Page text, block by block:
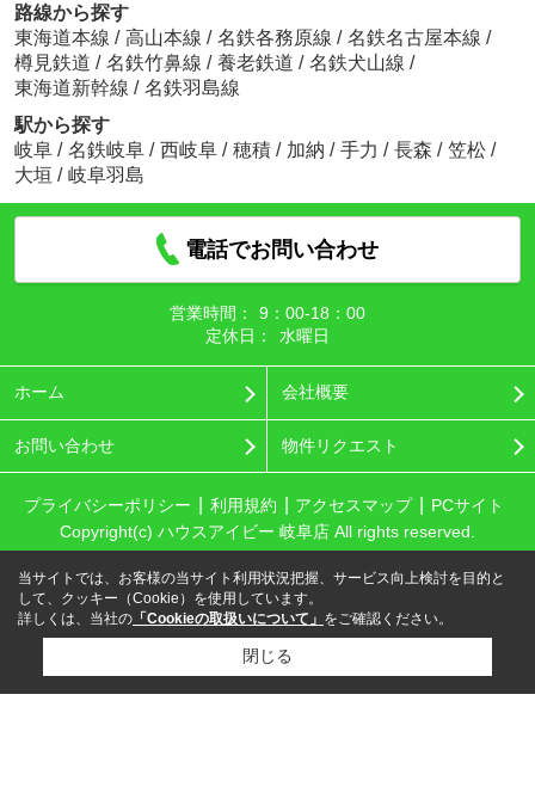
路線から探す
東海道本線 / 高山本線 / 名鉄各務原線 / 名鉄名古屋本線 /
樽見鉄道 / 名鉄竹鼻線 / 養老鉄道 / 名鉄犬山線 /
東海道新幹線 / 名鉄羽島線
駅から探す
岐阜 / 名鉄岐阜 / 西岐阜 / 穂積 / 加納 / 手力 / 長森 / 笠松 /
大垣 / 岐阜羽島
電話でお問い合わせ
営業時間：
9：00‐18：00
定休日：
水曜日
ホーム 会社概要
お問い合わせ 物件リクエスト
プライバシーポリシー 利用規約 アクセスマップ
PCサイト
Copyright(c) ハウスアイビー 岐阜店 All rights reserved.
当サイトでは、お客様の当サイト利用状況把握、サービス向上検討を目的と
して、クッキー（Cookie）を使用しています。
詳しくは、当社の 「Cookieの取扱いについて」 をご確認ください。
閉じる